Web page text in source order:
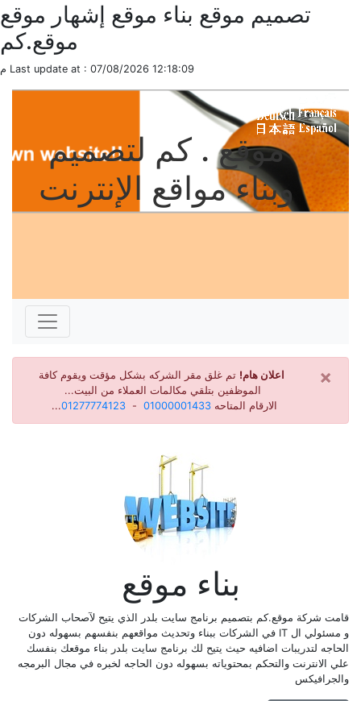
تصميم موقع بناء موقع إشهار موقع
موقع.كم
Last update at : 07/08/2026 12:18:09 م
موقع . كم لتصميم
وبناء مواقع الإنترنت
× اعلان هام! تم غلق مقر الشركه بشكل مؤقت ويقوم كافة
الموظفين بتلقي مكالمات العملاء من البيت...
الارقام المتاحه 01000001433
-
01277774123
...
بناء موقع
قامت شركة موقع.كم بتصميم برنامج سايت بلدر الذي يتيح لآصحاب الشركات
و مسئولي ال IT في الشركات ببناء وتحديث مواقعهم بنفسهم بسهوله دون
الحاجه لتدريبات اضافيه حيث يتيح لك برنامج سايت بلدر بناء موقعك بنفسك
علي الانترنت والتحكم بمحتوياته بسهوله دون الحاجه لخبره في مجال البرمجه
والجرافيكس